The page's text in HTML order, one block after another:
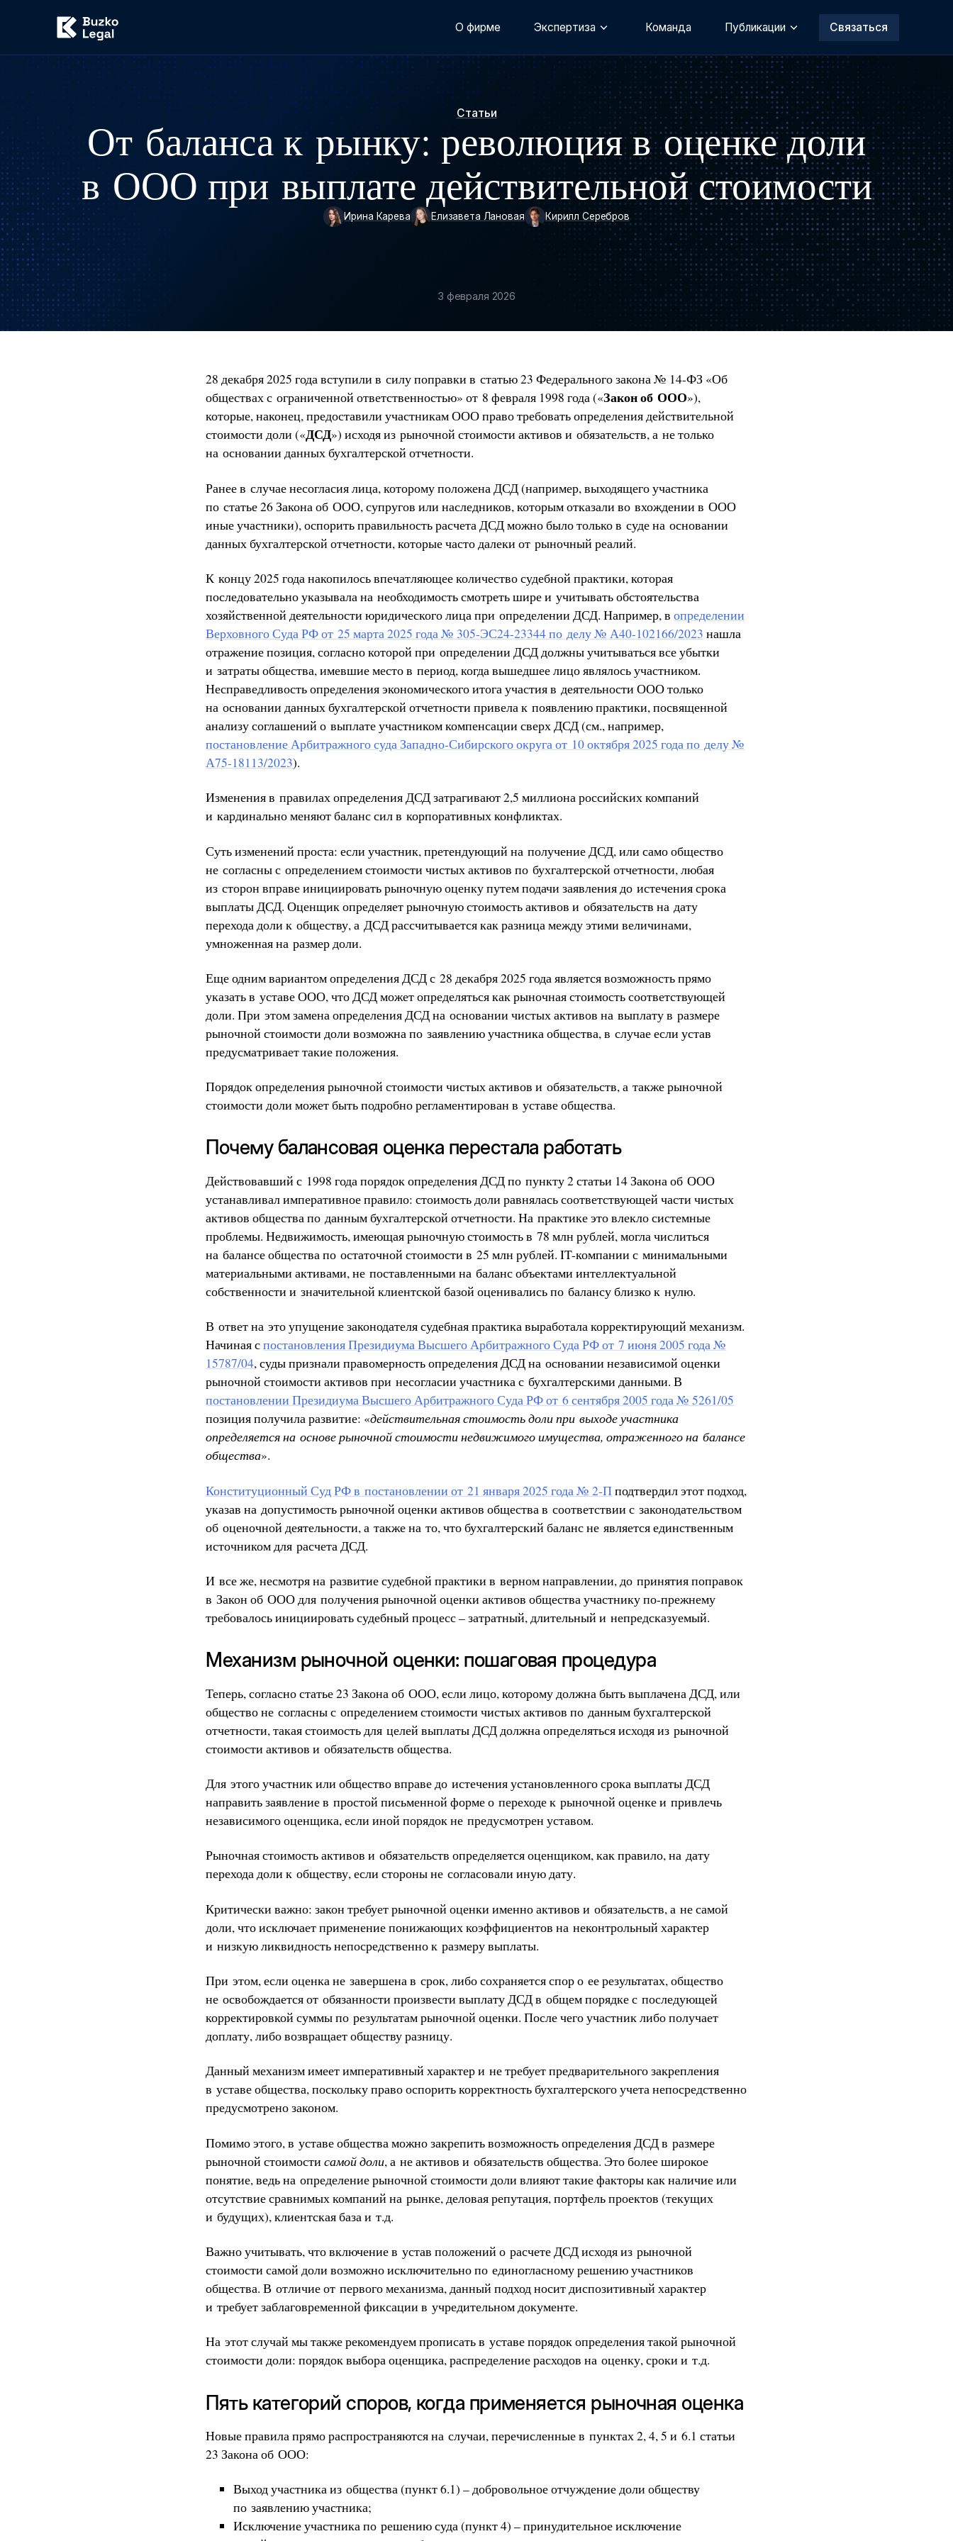
О фирме Экспертиза Команда Публикации Связаться
Статьи
От баланса к рынку: революция в оценке доли
в ООО при выплате действительной стоимости
Ирина Карева Елизавета Лановая Кирилл Серебров
3 февраля 2026
28 декабря 2025 года вступили в силу поправки в статью 23 Федерального закона № 14-ФЗ «Об
обществах с ограниченной ответственностью» от 8 февраля 1998 года («Закон об ООО»),
которые, наконец, предоставили участникам ООО право требовать определения действительной
стоимости доли («ДСД») исходя из рыночной стоимости активов и обязательств, а не только
на основании данных бухгалтерской отчетности.
Ранее в случае несогласия лица, которому положена ДСД (например, выходящего участника
по статье 26 Закона об ООО, супругов или наследников, которым отказали во вхождении в ООО
иные участники), оспорить правильность расчета ДСД можно было только в суде на основании
данных бухгалтерской отчетности, которые часто далеки от рыночный реалий.
К концу 2025 года накопилось впечатляющее количество судебной практики, которая
последовательно указывала на необходимость смотреть шире и учитывать обстоятельства
хозяйственной деятельности юридического лица при определении ДСД. Например, вопределении
Верховного Суда РФ от 25 марта 2025 года № 305-ЭС24-23344 по делу № А40-102166/2023 нашла
отражение позиция, согласно которой при определении ДСД должны учитываться все убытки
и затраты общества, имевшие место в период, когда вышедшее лицо являлось участником.
Несправедливость определения экономического итога участия в деятельности ООО только
на основании данных бухгалтерской отчетности привела к появлению практики, посвященной
анализу соглашений о выплате участником компенсации сверх ДСД (см., например,
постановление Арбитражного суда Западно-Сибирского округа от 10 октября 2025 года по делу №
А75-18113/2023).
Изменения в правилах определения ДСД затрагивают 2,5 миллиона российских компаний
и кардинально меняют баланс сил в корпоративных конфликтах.
Суть изменений проста: если участник, претендующий на получение ДСД, или само общество
не согласны с определением стоимости чистых активов по бухгалтерской отчетности, любая
из сторон вправе инициировать рыночную оценку путем подачи заявления до истечения срока
выплаты ДСД. Оценщик определяет рыночную стоимость активов и обязательств на дату
перехода доли к обществу, а ДСД рассчитывается как разница между этими величинами,
умноженная на размер доли.
Еще одним вариантом определения ДСД с 28 декабря 2025 года является возможность прямо
указать в уставе ООО, что ДСД может определяться как рыночная стоимость соответствующей
доли. При этом замена определения ДСД на основании чистых активов на выплату в размере
рыночной стоимости доли возможна по заявлению участника общества, в случае если устав
предусматривает такие положения.
Порядок определения рыночной стоимости чистых активов и обязательств, а также рыночной
стоимости доли может быть подробно регламентирован в уставе общества.
Почему балансовая оценка перестала работать
Действовавший с 1998 года порядок определения ДСД по пункту 2 статьи 14 Закона об ООО
устанавливал императивное правило: стоимость доли равнялась соответствующей части чистых
активов общества по данным бухгалтерской отчетности. На практике это влекло системные
проблемы. Недвижимость, имеющая рыночную стоимость в 78 млн рублей, могла числиться
на балансе общества по остаточной стоимости в 25 млн рублей. IT-компании с минимальными
материальными активами, не поставленными на баланс объектами интеллектуальной
собственности и значительной клиентской базой оценивались по балансу близко к нулю.
В ответ на это упущение законодателя судебная практика выработала корректирующий механизм.
Начиная спостановления Президиума Высшего Арбитражного Суда РФ от 7 июня 2005 года №
15787/04, суды признали правомерность определения ДСД на основании независимой оценки
рыночной стоимости активов при несогласии участника с бухгалтерскими данными. В
постановлении Президиума Высшего Арбитражного Суда РФ от 6 сентября 2005 года № 5261/05
позиция получила развитие: «действительная стоимость доли при выходе участника
определяется на основе рыночной стоимости недвижимого имущества, отраженного на балансе
общества».
Конституционный Суд РФ в постановлении от 21 января 2025 года № 2-Пподтвердил этот подход,
указав на допустимость рыночной оценки активов общества в соответствии с законодательством
об оценочной деятельности, а также на то, что бухгалтерский баланс не является единственным
источником для расчета ДСД.
И все же, несмотря на развитие судебной практики в верном направлении, до принятия поправок
в Закон об ООО для получения рыночной оценки активов общества участнику по-прежнему
требовалось инициировать судебный процесс – затратный, длительный и непредсказуемый.
Механизм рыночной оценки: пошаговая процедура
Теперь, согласно статье 23 Закона об ООО, если лицо, которому должна быть выплачена ДСД, или
общество не согласны с определением стоимости чистых активов по данным бухгалтерской
отчетности, такая стоимость для целей выплаты ДСД должна определяться исходя из рыночной
стоимости активов и обязательств общества.
Для этого участник или общество вправе до истечения установленного срока выплаты ДСД
направить заявление в простой письменной форме о переходе к рыночной оценке и привлечь
независимого оценщика, если иной порядок не предусмотрен уставом.
Рыночная стоимость активов и обязательств определяется оценщиком, как правило, на дату
перехода доли к обществу, если стороны не согласовали иную дату.
Критически важно: закон требует рыночной оценки именно активов и обязательств, а не самой
доли, что исключает применение понижающих коэффициентов на неконтрольный характер
и низкую ликвидность непосредственно к размеру выплаты.
При этом, если оценка не завершена в срок, либо сохраняется спор о ее результатах, общество
не освобождается от обязанности произвести выплату ДСД в общем порядке с последующей
корректировкой суммы по результатам рыночной оценки. После чего участник либо получает
доплату, либо возвращает обществу разницу.
Данный механизм имеет императивный характер и не требует предварительного закрепления
в уставе общества, поскольку право оспорить корректность бухгалтерского учета непосредственно
предусмотрено законом.
Помимо этого, в уставе общества можно закрепить возможность определения ДСД в размере
рыночной стоимостисамой доли, а не активов и обязательств общества. Это более широкое
понятие, ведь на определение рыночной стоимости доли влияют такие факторы как наличие или
отсутствие сравнимых компаний на рынке, деловая репутация, портфель проектов (текущих
и будущих), клиентская база и т.д.
Важно учитывать, что включение в устав положений о расчете ДСД исходя из рыночной
стоимости самой доли возможно исключительно по единогласному решению участников
общества. В отличие от первого механизма, данный подход носит диспозитивный характер
и требует заблаговременной фиксации в учредительном документе.
На этот случай мы также рекомендуем прописать в уставе порядок определения такой рыночной
стоимости доли: порядок выбора оценщика, распределение расходов на оценку, сроки и т.д.
Пять категорий споров, когда применяется рыночная оценка
Новые правила прямо распространяются на случаи, перечисленные в пунктах 2, 4, 5 и 6.1 статьи
23 Закона об ООО:
Выход участника из общества (пункт 6.1) – добровольное отчуждение доли обществу
по заявлению участника;
Исключение участника по решению суда (пункт 4) – принудительное исключение